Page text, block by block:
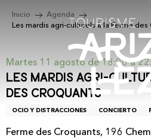
Inicio
Agenda
Les mardis agri-culturels à la Ferme des
Martes 11 agosto de 18:00 a
Les mardis agri-
des Croquants
OCIO Y DISTRACCIONES CONCIERTO
Ferme des Croquants, 196